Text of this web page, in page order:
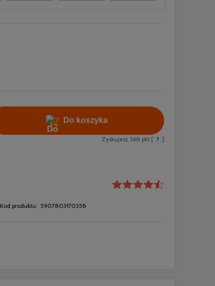
Do koszyka
Zyskujesz 568 pkt [ ? ]
Kod produktu: 5907803170358